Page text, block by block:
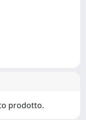
prodotto.